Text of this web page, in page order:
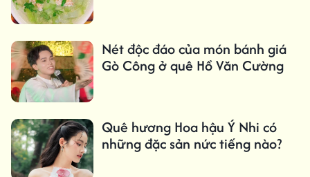
Nét độc đáo của món bánh giá
Gò Công ở quê Hồ Văn Cường
Quê hương Hoa hậu Ý Nhi có
những đặc sản nức tiếng nào?